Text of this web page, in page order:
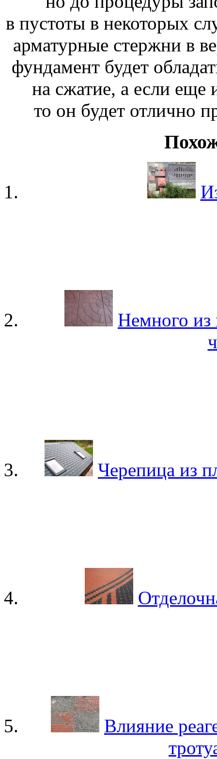
в пустоты в некоторых
арматурные стержни в
фундамент будет
на сжатие, а если еще
то он будет отлично
Немного из
Черепица из
Влияние